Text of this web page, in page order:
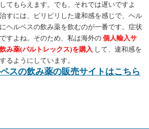
てもらえます。でも、それでは遅いですよ
すには、ピリピリした違和感を感じで、ヘル
ヘルペスの飲み薬を飲むのが一番です。症状
すよね。そのため、私は海外の個人輸入サ
み薬(バルトレックス)を購入 して、違和感を
るようにしています。
スの飲み薬の販売サイトはこちら